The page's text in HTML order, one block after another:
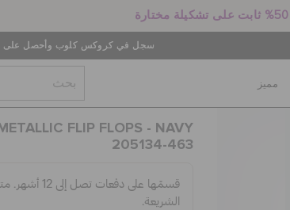
سجل في كروكس كلوب وأحصل على
مميز
FLIP FLOPS - NAVY
205134-463